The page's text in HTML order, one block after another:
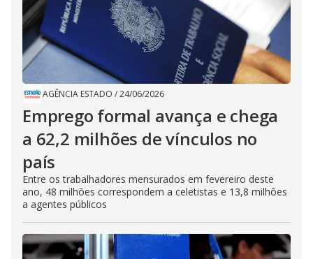
AGÊNCIA ESTADO /24/06/2026
Emprego formal avança e chega
a 62,2 milhões de vínculos no
país
Entre os trabalhadores mensurados em fevereiro deste
ano, 48 milhões correspondem a celetistas e 13,8 milhões
a agentes públicos